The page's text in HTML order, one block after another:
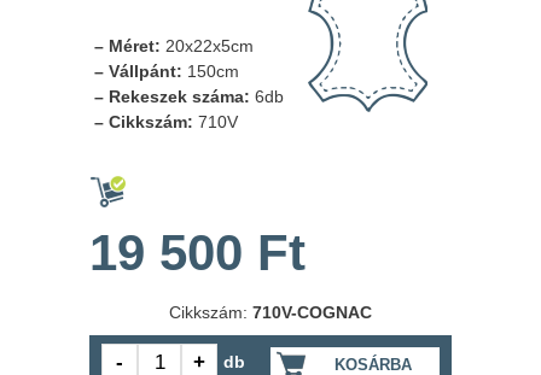
– Méret: 20x22x5cm
– Vállpánt: 150cm
– Rekeszek száma: 6db
– Cikkszám: 710V
19 500 Ft
Cikkszám: 710V-COGNAC
KOSÁRBA
db